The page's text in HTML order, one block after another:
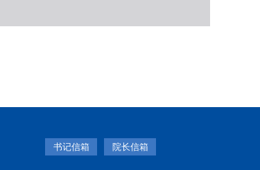
书记信箱 院长信箱